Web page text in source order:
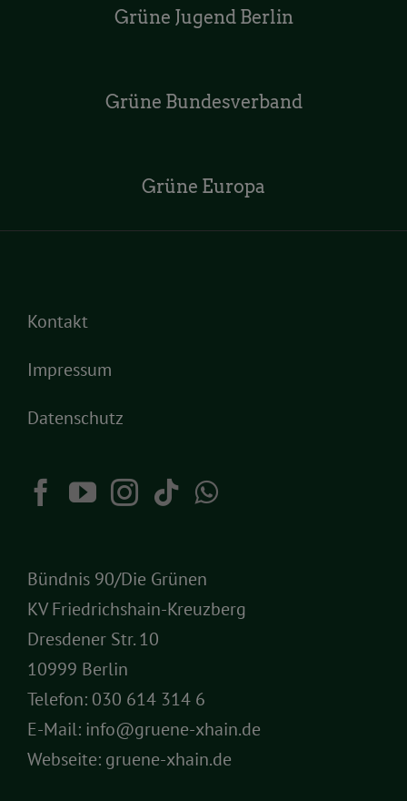
Grüne Jugend Berlin
Grüne Bundesverband
Grüne Europa
Kontakt
Impressum
Datenschutz
Bündnis 90/Die Grünen
KV Friedrichshain-Kreuzberg
Dresdener Str. 10
10999 Berlin
Telefon: 030 614 314 6
E-Mail: info@gruene-xhain.de
Webseite: gruene-xhain.de